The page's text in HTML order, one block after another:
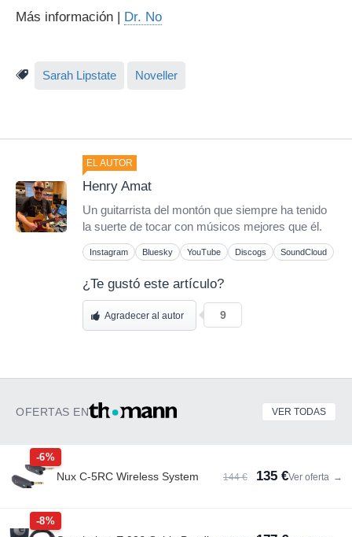
Más información | Dr. No
Sarah Lipstate Noveller
EL AUTOR
Henry Amat
Un guitarrista del montón que siempre ha tenido
la suerte de tocar con músicos mejores que él.
Instagram Bluesky YouTube Discogs SoundCloud
¿Te gustó este artículo?
Agradecer al autor 9
OFERTAS EN VER TODAS
-6%
Nux C-5RC Wireless System 144 € 135 €Ver oferta →
-8%